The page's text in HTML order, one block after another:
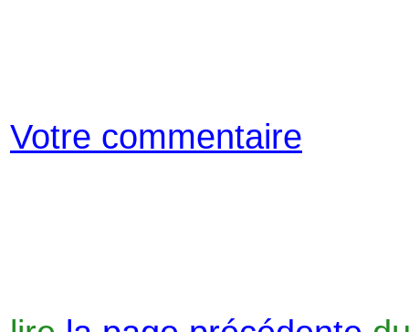
Votre commentaire